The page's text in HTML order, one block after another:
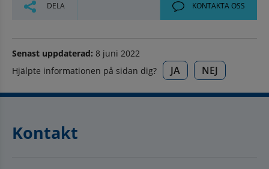
DELA KONTAKTA OSS
Senast uppdaterad: 8 juni 2022
Hjälpte informationen på sidan dig?
JA NEJ
Kontakt